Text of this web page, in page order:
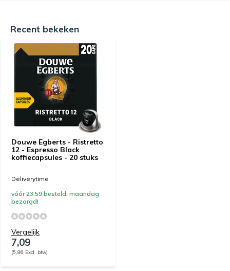
Recent bekeken
Douwe Egberts - Ristretto
12 - Espresso Black
koffiecapsules - 20 stuks
Deliverytime
vóór 23:59 besteld, maandag
bezorgd!
Vergelijk
7,09
(5,86 Excl. btw)